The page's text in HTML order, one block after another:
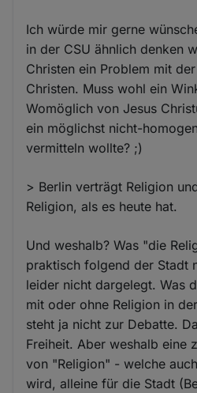
Ich würde mir gerne
in der CSU ähnlich denken
Christen ein Problem mit
Christen. Muss wohl ein
Womöglich von Jesus
ein möglichst nicht-
vermitteln wollte? ;)
> Berlin verträgt Religion
Religion, als es heute hat.
Und weshalb? Was "die
praktisch folgend der Stadt
leider nicht dargelegt. Was
mit oder ohne Religion in
steht ja nicht zur Debatte.
Freiheit. Aber weshalb eine
von "Religion" - welche
wird, alleine für die Stadt